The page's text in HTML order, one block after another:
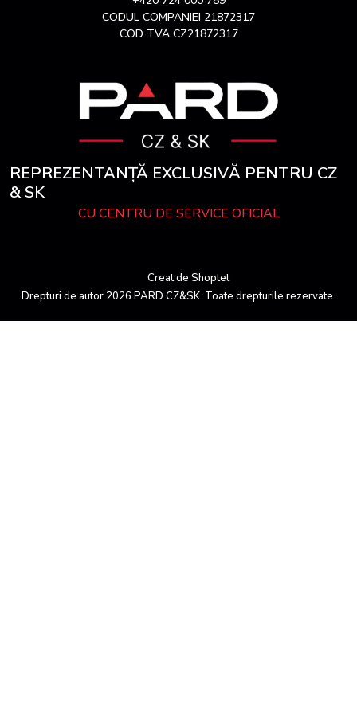
CODUL COMPANIEI 21872317
COD TVA CZ21872317
REPREZENTANȚĂ EXCLUSIVĂ PENTRU CZ
& SK
CU CENTRU DE SERVICE OFICIAL
Creat de Shoptet
Drepturi de autor 2026 PARD CZ&SK. Toate drepturile rezervate.